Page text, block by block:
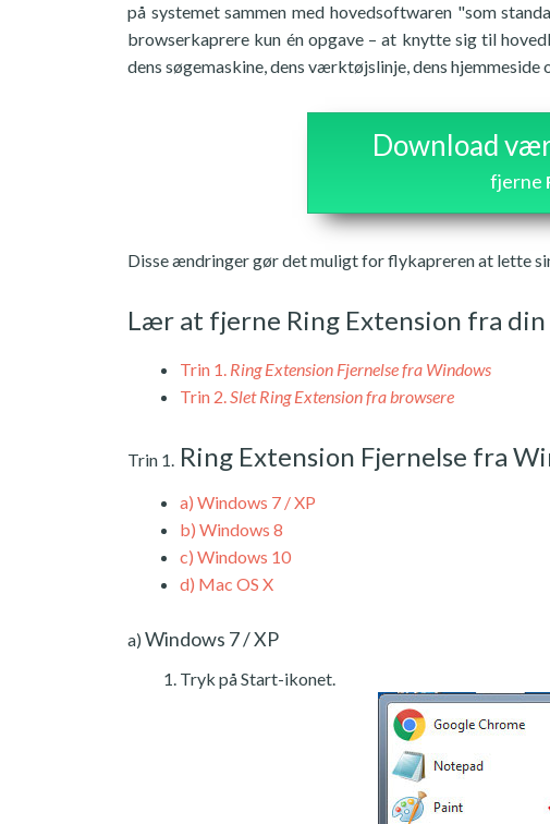
på systemet sammen med hovedsoftwaren "som
browserkaprere kun én opgave – at knytte sig til
dens søgemaskine, dens værktøjslinje, dens hjemmeside
Download
fjerne
Disse ændringer gør det muligt for flykapreren at lette
Lær at fjerne Ring Extension fra
Trin 1. Ring Extension Fjernelse fra Windows
Trin 2.Slet Ring Extension fra browsere
Trin 1. Ring Extension Fjernelse fra
a) Windows 7 / XP
b) Windows 8
c) Windows 10
d) Mac OS X
a) Windows 7 / XP
Tryk på Start-ikonet.